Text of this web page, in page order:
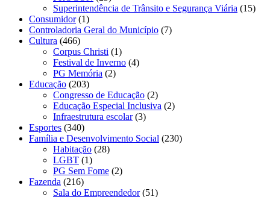
Superintendência de Trânsito e Segurança Viária (15)
Consumidor(1)
Controladoria Geral do Município (7)
Cultura (466)
Corpus Christi (1)
Festival de Inverno (4)
PG Memória (2)
Educação (203)
Congresso de Educação (2)
Educação Especial Inclusiva (2)
Infraestrutura escolar(3)
Esportes (340)
Família e Desenvolvimento Social (230)
Habitação (28)
LGBT (1)
PG Sem Fome (2)
Fazenda (216)
Sala do Empreendedor(51)